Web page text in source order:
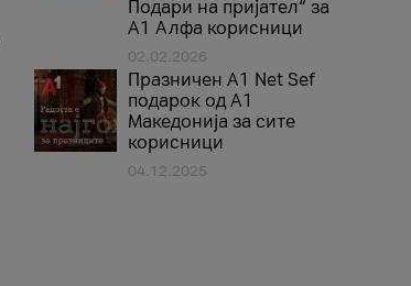
Подари на пријател“ за
А1 Алфа корисници
02.02.2026
Празничен A1 Net Sеf
подарок од А1
Македонија за сите
корисници
04.12.2025